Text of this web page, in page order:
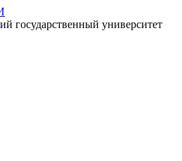
государственный университет